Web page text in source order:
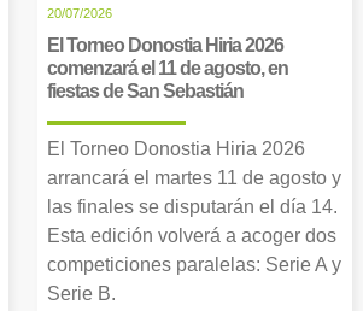
20/07/2026
El Torneo Donostia Hiria 2026
comenzará el 11 de agosto, en
fiestas de San Sebastián
El Torneo Donostia Hiria 2026
arrancará el martes 11 de agosto y
las finales se disputarán el día 14.
Esta edición volverá a acoger dos
competiciones paralelas: Serie A y
Serie B.